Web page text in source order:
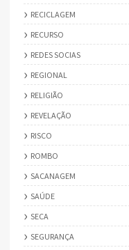
RECICLAGEM
RECURSO
REDES SOCIAS
REGIONAL
RELIGIÃO
REVELAÇÃO
RISCO
ROMBO
SACANAGEM
SAÚDE
SECA
SEGURANÇA